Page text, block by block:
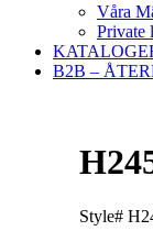
Våra
Private
B2B –
Style#